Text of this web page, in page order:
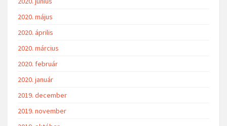
2020. május
2020. április
2020. március
2020. február
2020. január
2019. december
2019. november